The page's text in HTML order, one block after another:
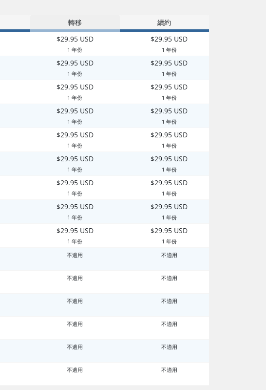
轉移 續約
$29.95 USD
1 年份
$29.95 USD
1 年份
$29.95 USD
1 年份
$29.95 USD
1 年份
$29.95 USD
1 年份
$29.95 USD
1 年份
$29.95 USD
1 年份
$29.95 USD
1 年份
$29.95 USD
1 年份
$29.95 USD
1 年份
$29.95 USD
1 年份
$29.95 USD
1 年份
$29.95 USD
1 年份
$29.95 USD
1 年份
$29.95 USD
1 年份
$29.95 USD
1 年份
$29.95 USD
1 年份
$29.95 USD
1 年份
不適用 不適用
不適用 不適用
不適用 不適用
不適用 不適用
不適用 不適用
不適用 不適用